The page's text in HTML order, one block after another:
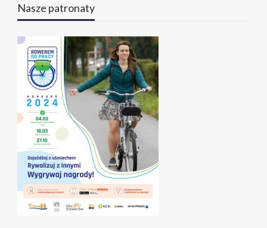
Nasze patronaty